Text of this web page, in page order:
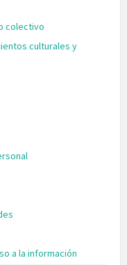
colectivo
culturales y
a la información